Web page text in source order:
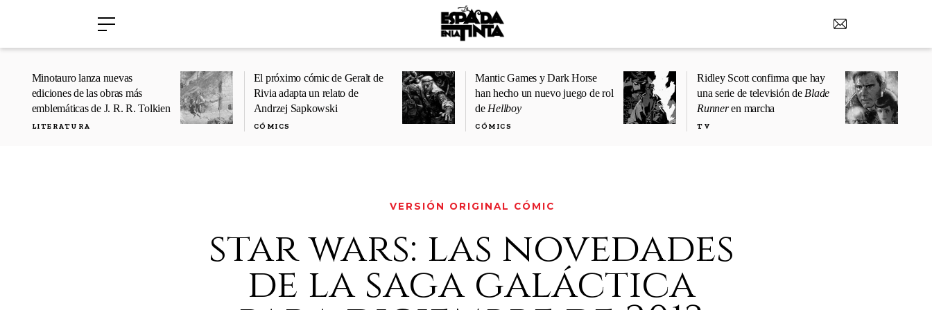
Minotauro lanza nuevas
ediciones de las obras más
emblemáticas de J. R. R. Tolkien
LITERATURA
El próximo cómic de Geralt de
Rivia adapta un relato de
Andrzej Sapkowski
CÓMICS
Mantic Games y Dark Horse
han hecho un nuevo juego de rol
de Hellboy
CÓMICS
Ridley Scott confirma que hay
una serie de televisión de Blade
Runneren marcha
TV
VERSIÓN ORIGINAL CÓMIC
star wars: las novedades
de la saga galáctica
›